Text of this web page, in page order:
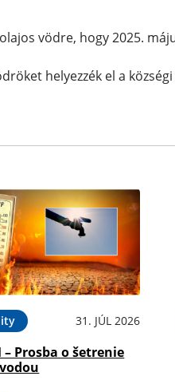
vödre, hogy 2025.
helyezzék el a
31. JÚL 2026
– Prosba o šetrenie